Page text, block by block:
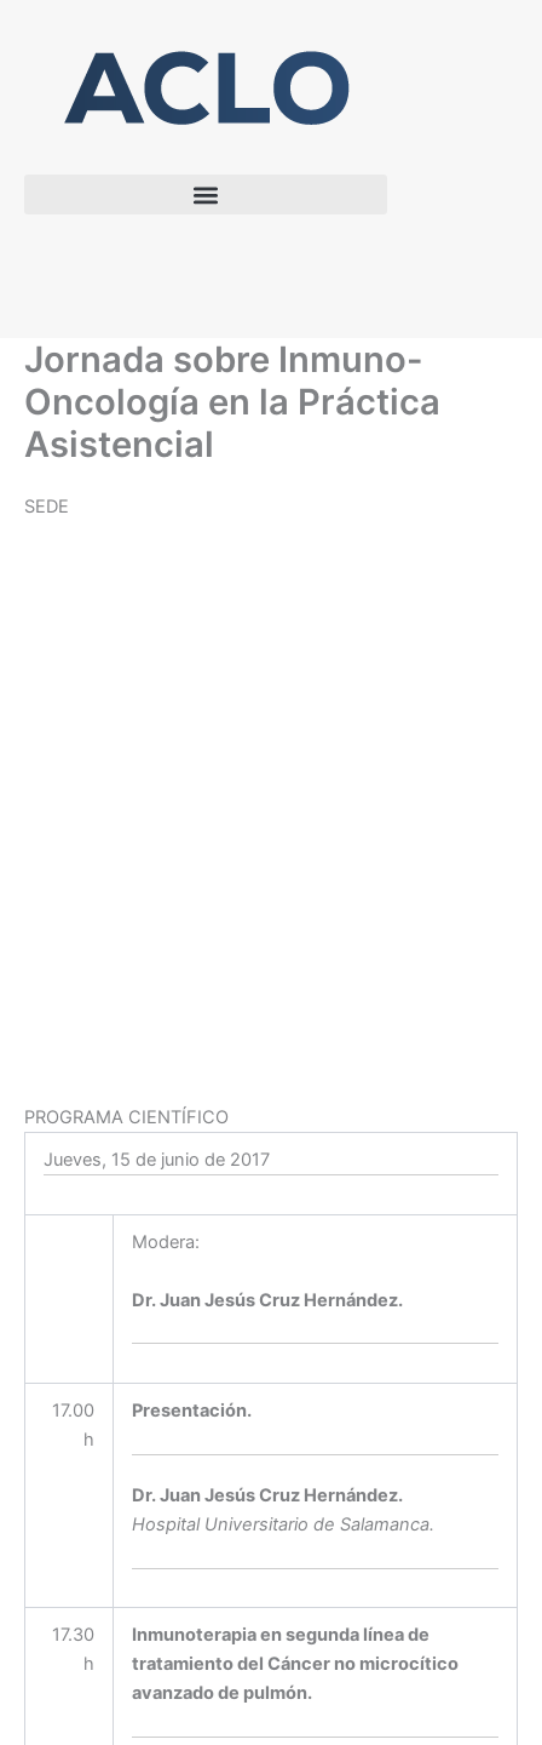
Jornada sobre Inmuno-
Oncología en la Práctica
Asistencial
SEDE
PROGRAMA CIENTÍFICO
Jueves, 15 de junio de 2017
Modera:
Dr. Juan Jesús Cruz Hernández.
17.00
h
Presentación.
Dr. Juan Jesús Cruz Hernández.
Hospital Universitario de Salamanca.
17.30
h
Inmunoterapia en segunda línea de
tratamiento del Cáncer no microcítico
avanzado de pulmón.